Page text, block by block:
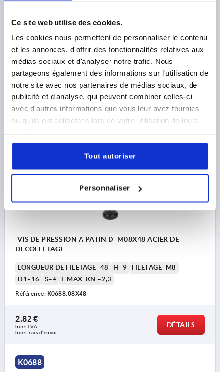
Ce site web utilise des cookies.
Les cookies nous permettent de personnaliser le contenu
et les annonces, d'offrir des fonctionnalités relatives aux
médias sociaux et d'analyser notre trafic. Nous
partageons également des informations sur l'utilisation de
notre site avec nos partenaires de médias sociaux, de
publicité et d'analyse, qui peuvent combiner celles-ci
avec d'autres informations que vous leur avez fournies
ou qu'ils ont collectées lors de votre utilisation de leurs
Tout autoriser
Personnaliser
VIS DE PRESSION À PATIN D=M08X43 ACIER DE
LONGUEUR DE FILETAGE=43 H=9
FILETAGE=M8
D1=16
S=4 F MAX. KN =2,3
Référence:K0688.08X43
2,76 €
hors TVA
DÉTAILS
VIS DE PRESSION À PATIN D=M08X48 ACIER DE
DÉCOLLETAGE
LONGUEUR DE FILETAGE=48 H=9
FILETAGE=M8
D1=16
S=4 F MAX. KN =2,3
Référence: K0688.08X48
2,82 €
hors TVA
hors frais d’envoi
DÉTAILS
K0688